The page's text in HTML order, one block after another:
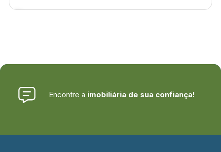
Encontre a imobiliária de sua confiança!